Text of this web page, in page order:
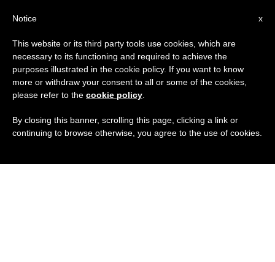
x
Notice
This website or its third party tools use cookies, which are
necessary to its functioning and required to achieve the
purposes illustrated in the cookie policy. If you want to know
more or withdraw your consent to all or some of the cookies,
please refer to the cookie policy
By closing this banner, scrolling this page, clicking a link or
continuing to browse otherwise, you agree to the use of cookies.